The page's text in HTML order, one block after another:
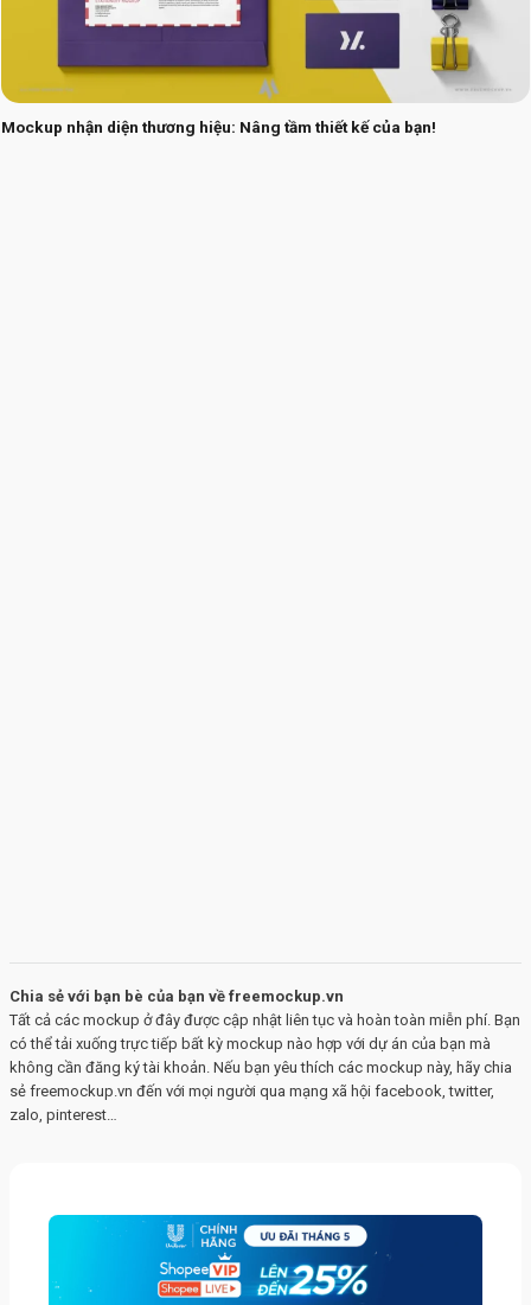
Mockup nhận diện thương hiệu: Nâng tầm thiết kế của bạn!
Chia sẻ với bạn bè của bạn về freemockup.vn
Tất cả các mockup ở đây được cập nhật liên tục và hoàn toàn miễn phí. Bạn
có thể tải xuống trực tiếp bất kỳ mockup nào hợp với dự án của bạn mà
không cần đăng ký tài khoản. Nếu bạn yêu thích các mockup này, hãy chia
sẻ freemockup.vn đến với mọi người qua mạng xã hội facebook, twitter,
zalo, pinterest…